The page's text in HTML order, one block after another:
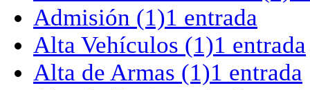
Admisión (1)1 entrada
Alta Vehículos (1)1 entrada
Alta de Armas (1)1 entrada